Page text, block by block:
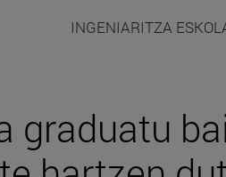
INGENIARITZA
graduatu